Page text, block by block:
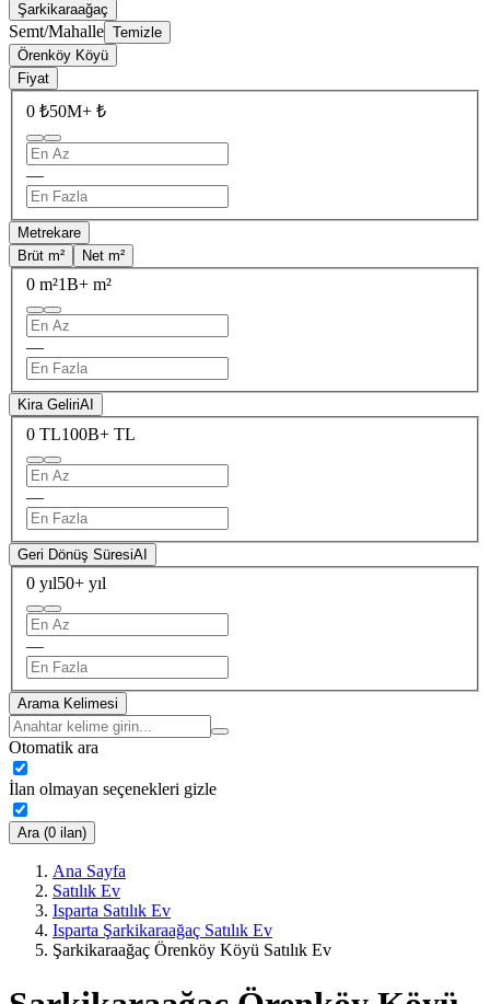
Şarkikaraağaç
Semt/Mahalle Temizle
Örenköy Köyü
Fiyat
0 ₺50M+ ₺
—
Metrekare
Brüt m²
Net m²
0 m²1B+ m²
—
Kira GeliriAI
0 TL100B+ TL
—
Geri Dönüş SüresiAI
0 yıl50+ yıl
—
Arama Kelimesi
Otomatik ara
İlan olmayan seçenekleri gizle
Ara (0 ilan)
Ana Sayfa
Satılık Ev
Isparta Satılık Ev
Isparta Şarkikaraağaç Satılık Ev
Şarkikaraağaç Örenköy Köyü Satılık Ev